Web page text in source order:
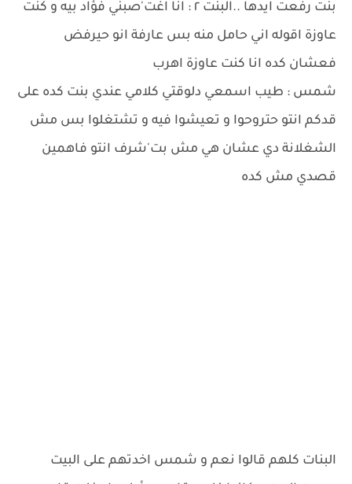
بنت رفعت ايدها ..البنت ٢ : انا اغت'صبني فؤاد بيه و كنت
عاوزة اقوله اني حامل منه بس عارفة انو حيرفض
فعشان كده انا كنت عاوزة اهرب
شمس : طيب اسمعي دلوقتي كلامي عندي بنت كده على
قدكم انتو حتروحوا و تعيشوا فيه و تشتغلوا بس مش
الشغلانة دي عشان هي مش بت'شرف انتو فاهمين
قصدي مش كده
البنات كلهم قالوا نعم و شمس اخدتهم على البيت